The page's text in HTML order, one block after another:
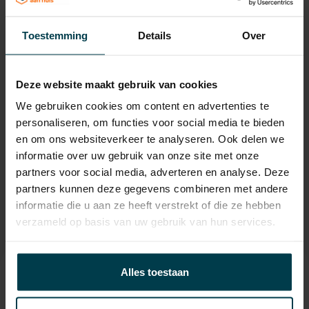
Toestemming Details Over
Deze website maakt gebruik van cookies
We gebruiken cookies om content en advertenties te
personaliseren, om functies voor social media te bieden
en om ons websiteverkeer te analyseren. Ook delen we
informatie over uw gebruik van onze site met onze
partners voor social media, adverteren en analyse. Deze
partners kunnen deze gegevens combineren met andere
informatie die u aan ze heeft verstrekt of die ze hebben
verzameld op basis van uw gebruik van hun services.
Alles toestaan
APK
Bijtelling
22 %
Gemiddeld verbruik
5.6 L/100KM
Wegenbelasting min
€ 145 /kwartaal
Contact informatie